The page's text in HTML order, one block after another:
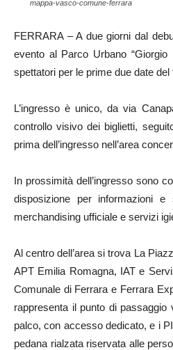
mappa-vasco-comune-ferrara
FERRARA – A due giorni dal
evento al Parco Urbano
spettatori per le prime due date del
L’ingresso è unico, da via
controllo visivo dei biglietti,
prima dell’ingresso nell’area
In prossimità dell’ingresso sono
disposizione per informazioni
merchandising ufficiale e servizi
Al centro dell’area si trova La
APT Emilia Romagna, IAT e
Comunale di Ferrara e Ferrara
rappresenta il punto di
palco, con accesso dedicato, e i
pedana rialzata riservata alle